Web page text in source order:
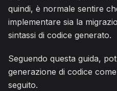
quindi, è normale sentire
implementare sia la
sintassi di codice generato.
Seguendo questa guida,
generazione di codice
seguito.